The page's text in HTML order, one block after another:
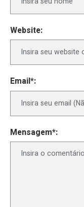
Website:
Email*:
Mensagem*: